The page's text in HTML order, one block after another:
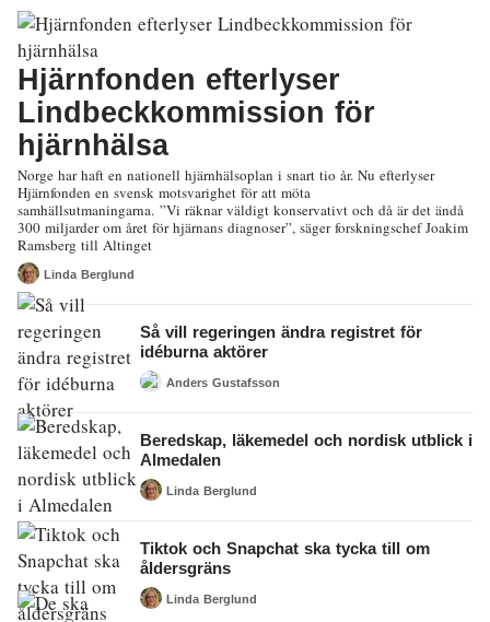
Hjärnfonden efterlyser
Lindbeckkommission för
hjärnhälsa
Norge har haft en nationell hjärnhälsoplan i snart tio år. Nu efterlyser
Hjärnfonden en svensk motsvarighet för att möta
samhällsutmaningarna. ”Vi räknar väldigt konservativt och då är det ändå
300 miljarder om året för hjärnans diagnoser”, säger forskningschef Joakim
Ramsberg till Altinget
Linda Berglund
Så vill regeringen ändra registret för
idéburna aktörer
Anders Gustafsson
Beredskap, läkemedel och nordisk utblick i
Almedalen
Linda Berglund
Tiktok och Snapchat ska tycka till om
åldersgräns
Linda Berglund